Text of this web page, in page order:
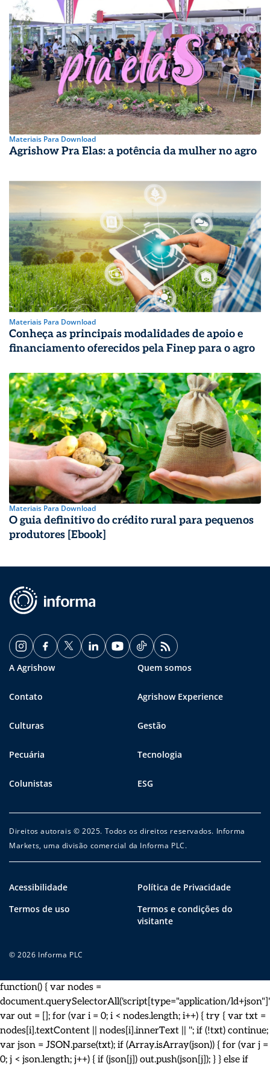
Materiais Para Download
Agrishow Pra Elas: a potência da mulher no agro
Materiais Para Download
Conheça as principais modalidades de apoio e
financiamento oferecidos pela Finep para o agro
Materiais Para Download
O guia definitivo do crédito rural para pequenos
produtores [Ebook]
A Agrishow Quem somos
Contato Agrishow Experience
Culturas Gestão
Pecuária Tecnologia
Colunistas ESG
Direitos autorais © 2025. Todos os direitos reservados. Informa
Markets, uma divisão comercial da Informa PLC.
Acessibilidade
Política de Privacidade
Termos de uso
Termos e condições do
visitante
© 2026 Informa PLC
function() { var nodes =
document.querySelectorAll('script[type="application/
var out = []; for (var i = 0; i < nodes.length; i++) { try { var txt =
nodes[i].textContent || nodes[i].innerText || ''; if (!txt) continue;
var json = JSON.parse(txt); if (Array.isArray(json)) { for (var j =
0; j < json.length; j++) { if (json[j]) out.push(json[j]); } } else if